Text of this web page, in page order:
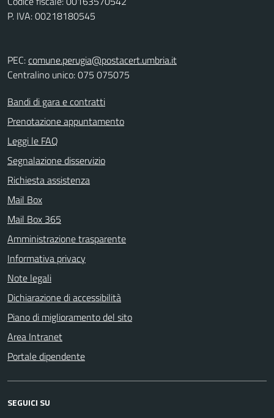
P. IVA: 00218180545
PEC:comune.perugia@postacert.umbria.it
Centralino unico: 075 075075
Bandi di gara e contratti
Prenotazione appuntamento
Leggi le FAQ
Segnalazione disservizio
Richiesta assistenza
Mail Box
Mail Box 365
Amministrazione trasparente
Informativa privacy
Note legali
Dichiarazione di accessibilità
Piano di miglioramento del sito
Area Intranet
Portale dipendente
SEGUICI SU